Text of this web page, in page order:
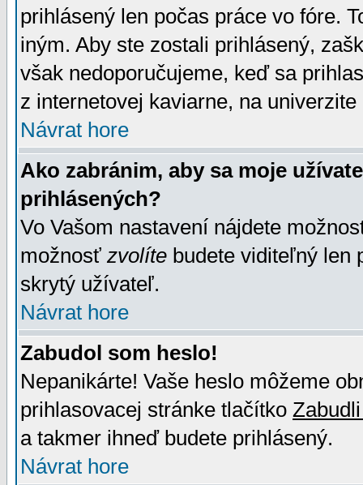
prihlásený len počas práce vo fóre.
iným. Aby ste zostali prihlásený,
však nedoporučujeme, keď sa
z internetovej kaviarne, na univerzite
Návrat hore
Ako zabránim, aby sa moje
prihlásených?
Vo Vašom nastavení nájdete
možnosť zvolíte budete viditeľný len
skrytý užívateľ.
Návrat hore
Zabudol som heslo!
Nepanikárte! Vaše heslo môžeme
prihlasovacej stránke tlačítko
a takmer ihneď budete prihlásený.
Návrat hore